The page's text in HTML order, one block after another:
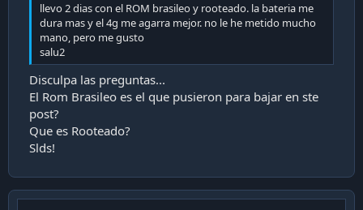
llevo 2 dias con el ROM brasileo y rooteado. la bateria me
dura mas y el 4g me agarra mejor. no le he metido mucho
mano, pero me gusto
salu2
Disculpa las preguntas...
El Rom Brasileo es el que pusieron para bajar en ste
post?
Que es Rooteado?
Slds!